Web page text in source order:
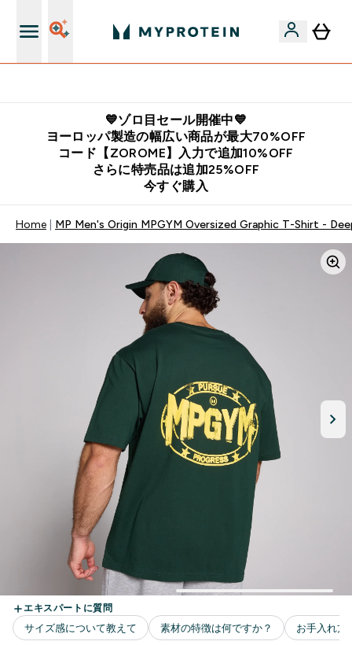
💙ゾロ目セール開催中💙
ヨーロッパ製造の幅広い商品が最大70%OFF
コード【ZOROME】入力で追加10%OFF
さらに特売品は追加25%OFF
今すぐ購入
Home MP Men's Origin MPGYM Oversized Graphic T-Shirt -